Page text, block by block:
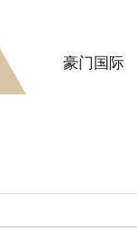
豪门国际